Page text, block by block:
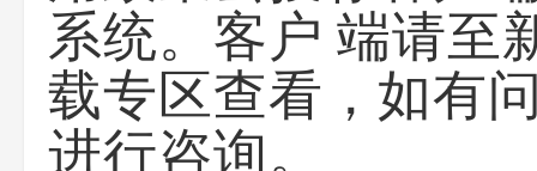
系统。客户 端请
载专区查看，如有
进行咨询。